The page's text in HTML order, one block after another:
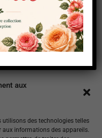
aux
utilisons des technologies telles
aux informations des appareils.